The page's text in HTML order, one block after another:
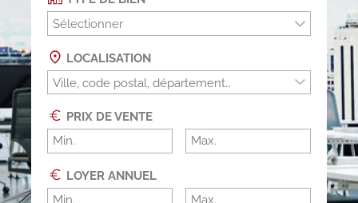
Sélectionner
LOCALISATION
PRIX DE VENTE
LOYER ANNUEL